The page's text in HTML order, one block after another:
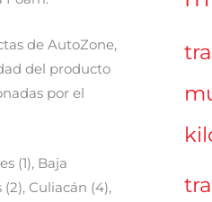
de AutoZone,
del producto
por el
(1), Baja
Culiacán (4),